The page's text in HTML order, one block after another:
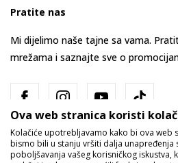
Pratite nas
Mi dijelimo naše tajne sa vama.
mrežama i saznajte sve o
Ova web stranica koristi
Kolačiće upotrebljavamo kako bi ova web
bismo bili u stanju vršiti dalja unapređenja
poboljšavanja vašeg korisničkog iskustva,